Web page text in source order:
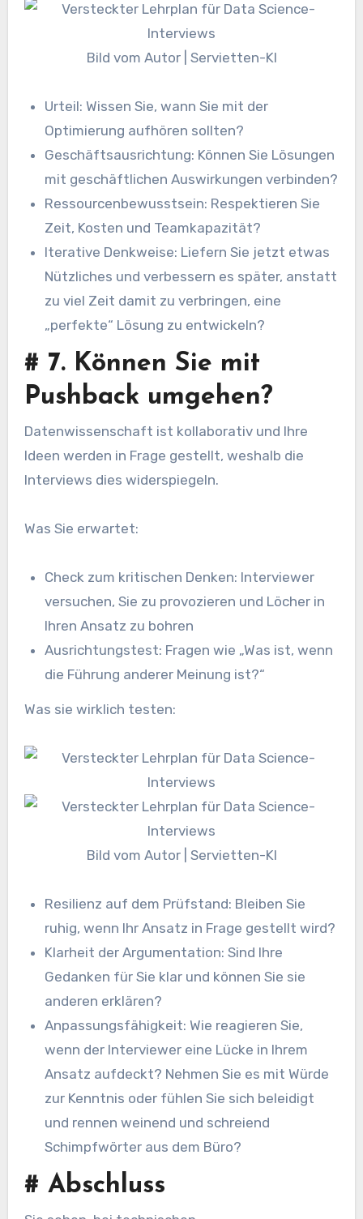
Bild vom Autor | Servietten-KI
Urteil: Wissen Sie, wann Sie mit der
Optimierung aufhören sollten?
Geschäftsausrichtung: Können Sie Lösungen
mit geschäftlichen Auswirkungen verbinden?
Ressourcenbewusstsein: Respektieren Sie
Zeit, Kosten und Teamkapazität?
Iterative Denkweise: Liefern Sie jetzt etwas
Nützliches und verbessern es später, anstatt
zu viel Zeit damit zu verbringen, eine
„perfekte“ Lösung zu entwickeln?
# 7. Können Sie mit
Pushback umgehen?
Datenwissenschaft ist kollaborativ und Ihre
Ideen werden in Frage gestellt, weshalb die
Interviews dies widerspiegeln.
Was Sie erwartet:
Check zum kritischen Denken: Interviewer
versuchen, Sie zu provozieren und Löcher in
Ihren Ansatz zu bohren
Ausrichtungstest: Fragen wie „Was ist, wenn
die Führung anderer Meinung ist?“
Was sie wirklich testen:
Bild vom Autor | Servietten-KI
Resilienz auf dem Prüfstand: Bleiben Sie
ruhig, wenn Ihr Ansatz in Frage gestellt wird?
Klarheit der Argumentation: Sind Ihre
Gedanken für Sie klar und können Sie sie
anderen erklären?
Anpassungsfähigkeit: Wie reagieren Sie,
wenn der Interviewer eine Lücke in Ihrem
Ansatz aufdeckt? Nehmen Sie es mit Würde
zur Kenntnis oder fühlen Sie sich beleidigt
und rennen weinend und schreiend
Schimpfwörter aus dem Büro?
# Abschluss